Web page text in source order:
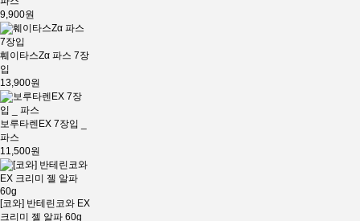
9,900원
훼이타스Zα 파스 7장
입
13,900원
보루타렌EX 7장입 _
파스
11,500원
[코와] 반테린코와 EX
크리미 젤 알파 60g